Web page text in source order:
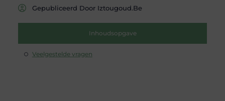
Gepubliceerd Door Iztougoud.be
Inhoudsopgave
Veelgestelde vragen